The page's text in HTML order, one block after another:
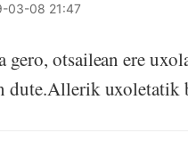
03-08 21:47
otsailean ere
dute.Allerik uxoletatik